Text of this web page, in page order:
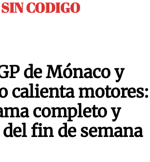
SIN CODIGO
de Mónaco y
calienta motores:
completo y
fin de semana